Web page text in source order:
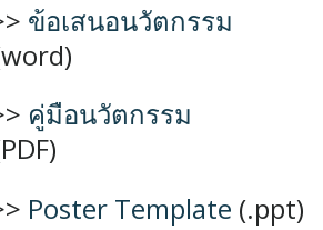
ข้อเสนอนวัตกรรม
คู่มือนวัตกรรม
Poster Template (.ppt)